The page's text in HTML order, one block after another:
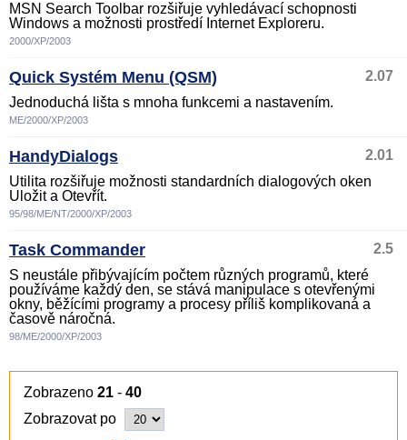
MSN Search Toolbar rozšiřuje vyhledávací schopnosti
Windows a možnosti prostředí Internet Exploreru.
2000/XP/2003
Quick Systém Menu (QSM)
2.07
Jednoduchá lišta s mnoha funkcemi a nastavením.
ME/2000/XP/2003
HandyDialogs
2.01
Utilita rozšiřuje možnosti standardních dialogových oken
Uložit a Otevřít.
95/98/ME/NT/2000/XP/2003
Task Commander
2.5
S neustále přibývajícím počtem různých programů, které
používáme každý den, se stává manipulace s otevřenými
okny, běžícími programy a procesy příliš komplikovaná a
časově náročná.
98/ME/2000/XP/2003
Zobrazeno 21 - 40
Zobrazovat po